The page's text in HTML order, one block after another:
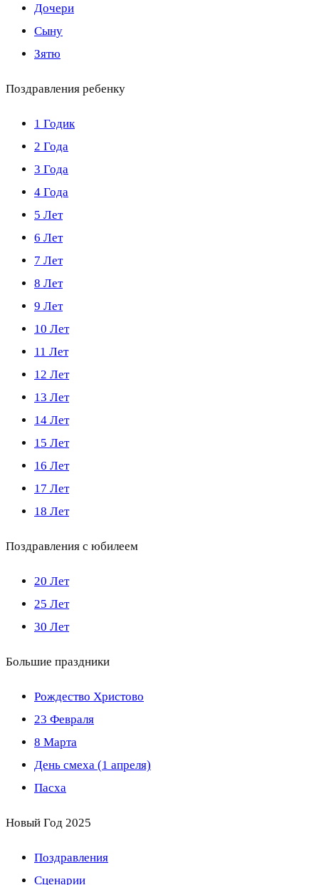
Дочери
Сыну
Зятю
Поздравления ребенку
1 Годик
2 Года
3 Года
4 Года
5 Лет
6 Лет
7 Лет
8 Лет
9 Лет
10 Лет
11 Лет
12 Лет
13 Лет
14 Лет
15 Лет
16 Лет
17 Лет
18 Лет
Поздравления с юбилеем
20 Лет
25 Лет
30 Лет
Большие праздники
Рождество Христово
23 Февраля
8 Марта
День смеха (1 апреля)
Пасха
Новый Год 2025
Поздравления
Сценарии